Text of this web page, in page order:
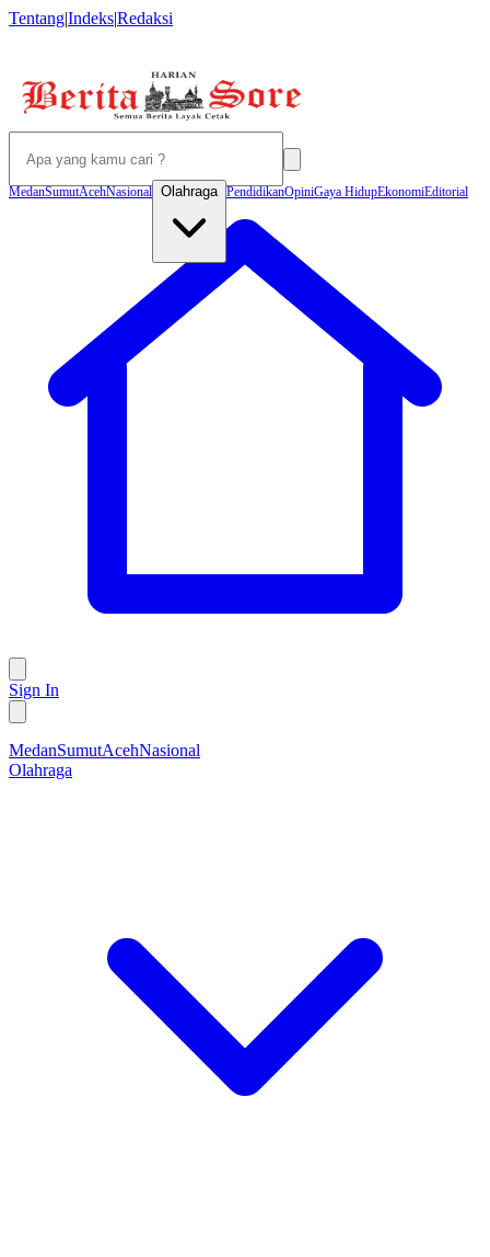
Tentang|Indeks|Redaksi
MedanSumutAcehNasional Olahraga PendidikanOpiniGaya HidupEkonomiEditorial
Sign In
MedanSumutAcehNasional
Olahraga